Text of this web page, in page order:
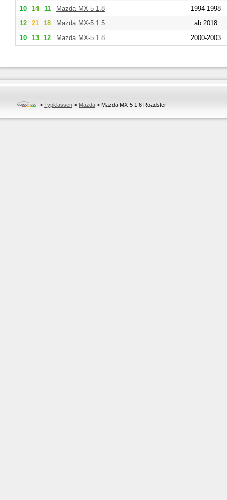
10 14 11 Mazda MX-5 1.8
1994-1998
12
21 18 Mazda MX-5 1.5
ab 2018
10
13 12 Mazda MX-5 1.8 2000-2003
> Typklassen > Mazda > Mazda MX-5 1.6 Roadster